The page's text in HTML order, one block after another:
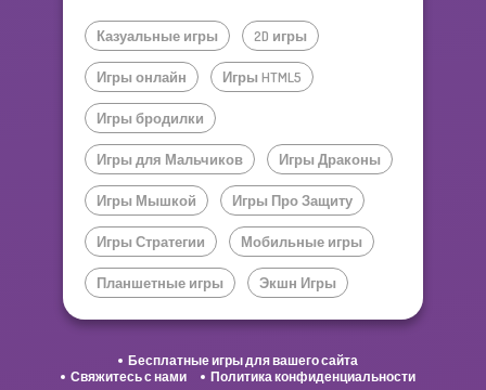
Казуальные игры 2D игры
Игры онлайн Игры HTML5
Игры бродилки
Игры для Мальчиков Игры Драконы
Игры Мышкой Игры Про Защиту
Игры Стратегии Мобильные игры
Планшетные игры Экшн Игры
Бесплатные игры для вашего сайта
Свяжитесь с нами
Политика конфиденциальности